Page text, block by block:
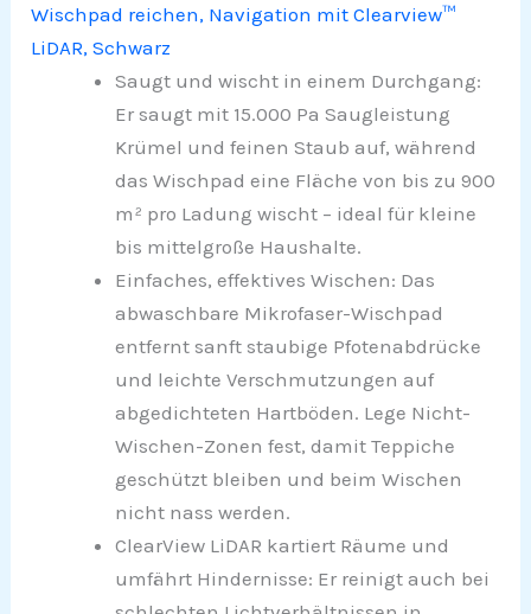
Wischpad reichen, Navigation mit Clearview™
LiDAR, Schwarz
Saugt und wischt in einem Durchgang:
Er saugt mit 15.000 Pa Saugleistung
Krümel und feinen Staub auf, während
das Wischpad eine Fläche von bis zu 900
m² pro Ladung wischt – ideal für kleine
bis mittelgroße Haushalte.
Einfaches, effektives Wischen: Das
abwaschbare Mikrofaser-Wischpad
entfernt sanft staubige Pfotenabdrücke
und leichte Verschmutzungen auf
abgedichteten Hartböden. Lege Nicht-
Wischen-Zonen fest, damit Teppiche
geschützt bleiben und beim Wischen
nicht nass werden.
ClearView LiDAR kartiert Räume und
umfährt Hindernisse: Er reinigt auch bei